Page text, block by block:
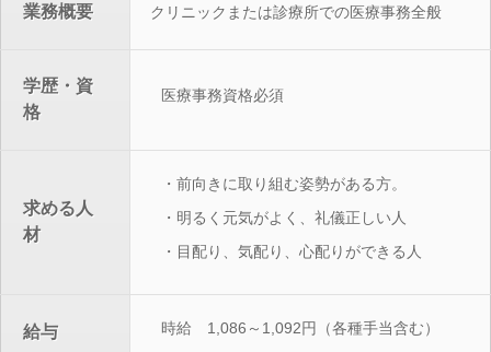
業務概要 クリニックまたは診療所での医療事務全般
学歴・資
格
医療事務資格必須
求める人
材
・前向きに取り組む姿勢がある方。
・明るく元気がよく、礼儀正しい人
・目配り、気配り、心配りができる人
給与 時給 1,086～1,092円（各種手当含む）